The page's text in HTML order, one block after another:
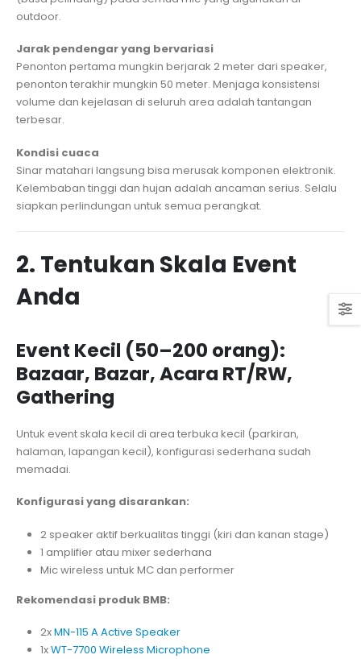
outdoor.
Jarak pendengar yang bervariasi
Penonton pertama mungkin berjarak 2 meter dari speaker,
penonton terakhir mungkin 50 meter. Menjaga konsistensi
volume dan kejelasan di seluruh area adalah tantangan
terbesar.
Kondisi cuaca
Sinar matahari langsung bisa merusak komponen elektronik.
Kelembaban tinggi dan hujan adalah ancaman serius. Selalu
siapkan perlindungan untuk semua perangkat.
2. Tentukan Skala Event
Anda
Event Kecil (50–200 orang):
Bazaar, Bazar, Acara RT/RW,
Gathering
Untuk event skala kecil di area terbuka kecil (parkiran,
halaman, lapangan kecil), konfigurasi sederhana sudah
memadai.
Konfigurasi yang disarankan:
2 speaker aktif berkualitas tinggi (kiri dan kanan stage)
1 amplifier atau mixer sederhana
Mic wireless untuk MC dan performer
Rekomendasi produk BMB:
2xMN-115 A Active Speaker
1xWT-7700 Wireless Microphone